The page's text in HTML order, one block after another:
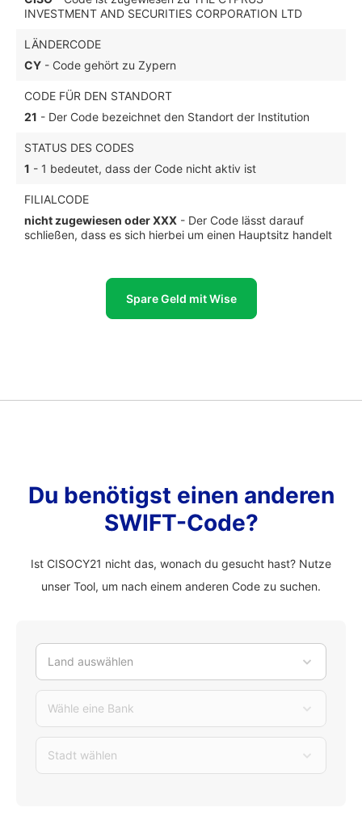
INVESTMENT AND SECURITIES CORPORATION LTD
LÄNDERCODE
CY - Code gehört zu Zypern
CODE FÜR DEN STANDORT
21 - Der Code bezeichnet den Standort der Institution
STATUS DES CODES
1 - 1 bedeutet, dass der Code nicht aktiv ist
FILIALCODE
nicht zugewiesen oder XXX - Der Code lässt darauf
schließen, dass es sich hierbei um einen Hauptsitz handelt
Spare Geld mit Wise
Du benötigst einen anderen
SWIFT-Code?
Ist CISOCY21 nicht das, wonach du gesucht hast? Nutze
unser Tool, um nach einem anderen Code zu suchen.
Land auswählen
Wähle eine Bank
Stadt wählen